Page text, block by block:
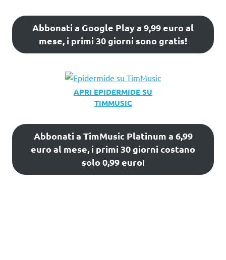
Abbonati a Google Play a 9,99 euro al
mese, i primi 30 giorni sono gratis!
APRI EPIDERMIDE SU
TIMMUSIC
Abbonati a TimMusic Platinum a 6,99
euro al mese, i primi 30 giorni costano
solo 0,99 euro!